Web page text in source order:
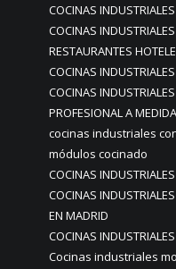
COCINAS
COCINAS
RESTAURANTES
COCINAS
COCINAS
PROFESIONAL A
cocinas industriales
módulos cocinado
COCINAS
COCINAS
EN MADRID
COCINAS
Cocinas industriales